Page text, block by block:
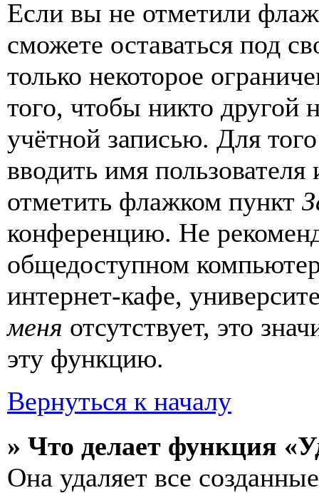
Если вы не отметили
сможете оставаться под
только некоторое
того, чтобы никто другой
учётной записью. Для
вводить имя
отметить флажком пункт
конференцию. Не
общедоступном
интернет-кафе,
меня отсутствует, это
эту функцию.
Вернуться к началу
» Что делает функция
Она удаляет все